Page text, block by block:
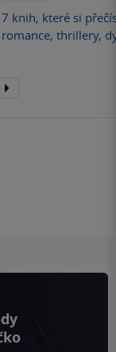
7 knih, které si
romance, thrillery,